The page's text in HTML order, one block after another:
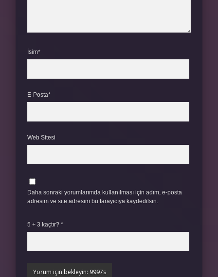
İsim*
E-Posta*
Web Sitesi
Daha sonraki yorumlarımda kullanılması için adım, e-posta
adresim ve site adresim bu tarayıcıya kaydedilsin.
5 + 3 kaçtır? *